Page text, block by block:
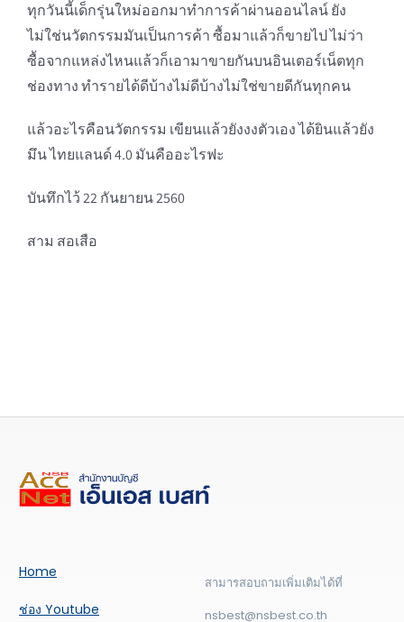
ทุกวันนี้เด็กรุ่นใหม่ออกมาทำการค้าผ่านออนไลน์ ยัง
ไม่ใช่นวัตกรรมมันเป็นการค้า ซื้อมาแล้วก็ขายไป ไม่ว่า
ซื้อจากแหล่งไหนแล้วก็เอามาขายกันบนอินเตอร์เน็ตทุก
ช่องทาง ทำรายได้ดีบ้างไม่ดีบ้างไม่ใช่ขายดีกันทุกคน
แล้วอะไรคือนวัตกรรม เขียนแล้วยังงงตัวเอง ได้ยินแล้วยัง
มึน ไทยแลนด์ 4.0 มันคืออะไรฟะ
บันทึกไว้ 22 กันยายน 2560
สาม สอเสือ
Home
ช่อง Youtube
สามารสอบถามเพิ่มเติมได้ที่
nsbest@nsbest.co.th